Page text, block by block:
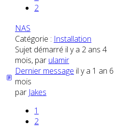
2
NAS
Catégorie : Installation
Sujet démarré il y a 2 ans 4
mois, par ulamir
Dernier message il y a 1 an 6
mois
par Jakes
1
2